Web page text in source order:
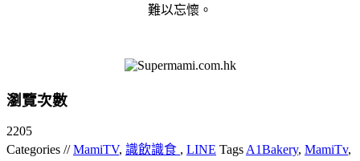
難以忘懷。
瀏覽次數
2205
Categories //MamiTV, 識飲識食 , LINE Tags A1Bakery, MamiTv,